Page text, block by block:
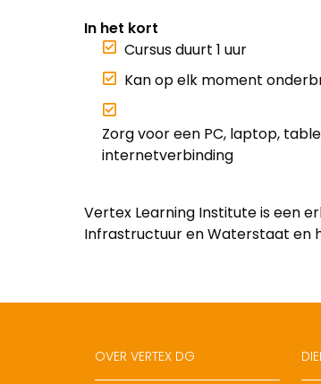
In het kort
Cursus duurt 1 uur
Kan op elk moment
Zorg voor een PC, laptop,
internetverbinding
Vertex Learning Institute is een
Infrastructuur en Waterstaat en
OVER VERTEX DG